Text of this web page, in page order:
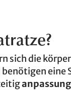
sich die
eine